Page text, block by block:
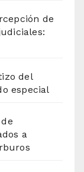
de
del
especial
a